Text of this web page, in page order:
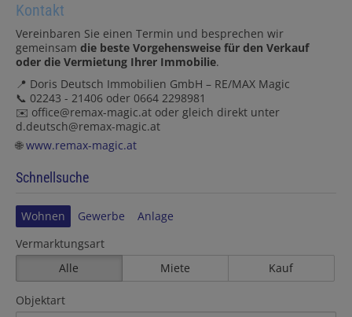
Kontakt
Vereinbaren Sie einen Termin und besprechen wir
gemeinsam die beste Vorgehensweise für den Verkauf
oder die Vermietung Ihrer Immobilie.
📍 Doris Deutsch Immobilien GmbH – RE/MAX Magic
📞 02243 - 21406 oder 0664 2298981
✉️ office@remax-magic.at oder gleich direkt unter
d.deutsch@remax-magic.at
🌐www.remax-magic.at
Schnellsuche
Wohnen Gewerbe
Anlage
Vermarktungsart
Alle
Miete Kauf
Objektart